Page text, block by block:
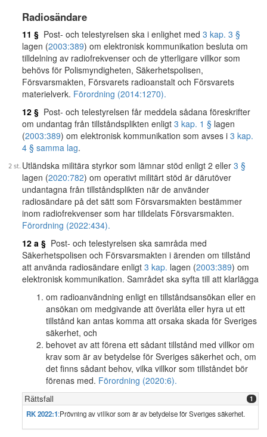
Radiosändare
11 § Post- och telestyrelsen ska i enlighet med 3 kap. 3 §
lagen (2003:389) om elektronisk kommunikation besluta om
tilldelning av radiofrekvenser och de ytterligare villkor som
behövs för Polismyndigheten, Säkerhetspolisen,
Försvarsmakten, Försvarets radioanstalt och Försvarets
materielverk. Förordning (2014:1270).
12 § Post- och telestyrelsen får meddela sådana föreskrifter
om undantag från tillståndsplikten enligt 3 kap. 1 § lagen
(2003:389) om elektronisk kommunikation som avses i 3 kap.
4 § samma lag.
Utländska militära styrkor som lämnar stöd enligt 2 eller 3 §
lagen (2020:782) om operativt militärt stöd är därutöver
undantagna från tillståndsplikten när de använder
radiosändare på det sätt som Försvarsmakten bestämmer
inom radiofrekvenser som har tilldelats Försvarsmakten.
Förordning (2022:434).
12 a § Post- och telestyrelsen ska samråda med
Säkerhetspolisen och Försvarsmakten i ärenden om tillstånd
att använda radiosändare enligt 3 kap. lagen (2003:389) om
elektronisk kommunikation. Samrådet ska syfta till att klarlägga
om radioanvändning enligt en tillståndsansökan eller en
ansökan om medgivande att överlåta eller hyra ut ett
tillstånd kan antas komma att orsaka skada för Sveriges
säkerhet, och
behovet av att förena ett sådant tillstånd med villkor om
krav som är av betydelse för Sveriges säkerhet och, om
det finns sådant behov, vilka villkor som tillståndet bör
förenas med. Förordning (2020:6).
Rättsfall 1
RK 2022:1:Prövning av villkor som är av betydelse för Sveriges säkerhet.